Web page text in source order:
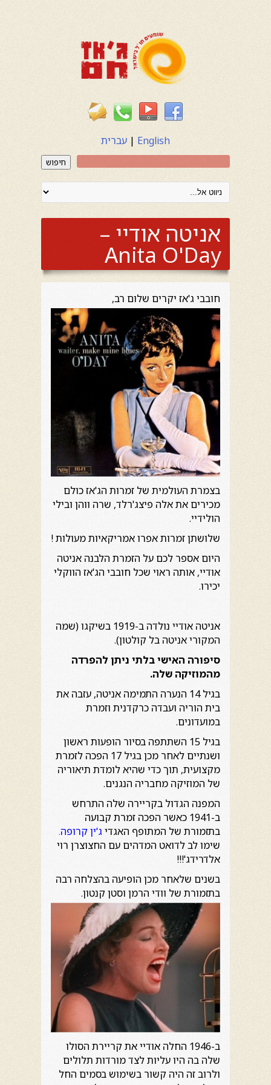
English
| עברית
חיפוש
אניטה אודיי –
Anita O'Day
חובבי ג'אז יקרים שלום רב,
בצמרת העולמית של זמרות הג'אז כולם
מכירים את אלה פיצג'רלד, שרה ווהן ובילי
הולידיי.
שלושתן זמרות אפרו אמריקאיות מעולות !
היום אספר לכם על הזמרת הלבנה אניטה
אודיי, אותה ראוי שכל חובבי הג'אז הווקלי
יכירו.
אניטה אודיי נולדה ב-1919 בשיקגו (שמה
המקורי אניטה בל קולטון).
סיפורה האישי בלתי ניתן להפרדה
מהמוזיקה שלה.
בגיל 14 הנערה התמימה אניטה, עזבה את
בית הוריה ועבדה כרקדנית וזמרת
במועדונים.
בגיל 15 השתתפה בסיור הופעות ראשון
ושנתיים לאחר מכן בגיל 17 הפכה לזמרת
מקצועית, תוך כדי שהיא לומדת תיאוריה
של המוזיקה מחבריה הנגנים.
המפנה הגדול בקריירה שלה התרחש
ב-1941 כאשר הפכה זמרת קבועה
בתזמורת של המתופף האגדי ג'ין קרופה.
שימו לב לדואט המדהים עם החצוצרן רוי
אלדרידג'!!!
בשנים שלאחר מכן הופיעה בהצלחה רבה
בתזמורת של וודי הרמן וסטן קנטון.
ב-1946 החלה אודיי את קריירת הסולו
שלה בה היו עליות לצד מורדות תלולים
ולרוב זה היה קשור בשימוש בסמים החל